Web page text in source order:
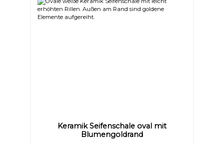
Keramik Seifenschale oval mit
Blumengoldrand